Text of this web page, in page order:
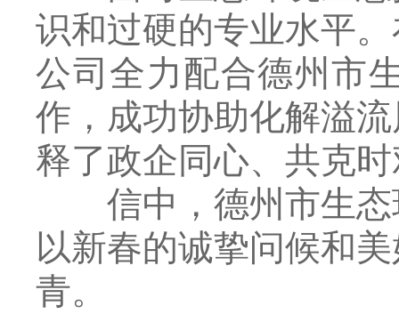
识和过硬的专业水平
公司全力配合德州市
作，成功协助化解溢
释了政企同心、共克
信中，德州市生态
以新春的诚挚问候和
青。